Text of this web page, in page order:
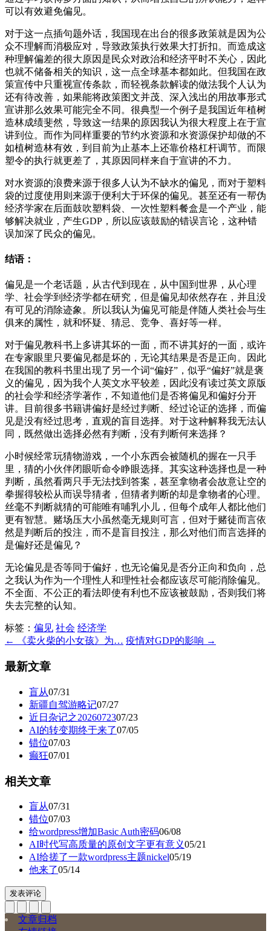
可以有效避免偏见。
对于这一点插句题外话，我国现在出台的很多政策就是因为公
众不理解而消极应对，导致政策执行效果大打折扣。而造成这
种理解偏差的很大原因是民众对政治和经济平时不关心，因此
也就不储备相关的知识，这一点全球基本都如此。但我国在政
策宣传中只重视宣传条款，而轻视条款解读的做法我个人认为
还有待改善，如果能将政策图文并茂、深入浅出的用故事形式
宣讲那么效果可能完全不同。很典型一个例子是我国近年植树
造林成绩斐然，导致这一结果的原因我认为很大程度上在于宣
讲到位。而作为同样重要的节约水资源和水资源保护却做的不
如植树造林有效，到目前为止基本上还靠价格杠杆调节。而限
塑令的执行就更差了，其原因同样来自于宣讲的不力。
对水资源的浪费来源于很多人认为不缺水的偏见，而对于塑料
袋的过度使用则来源于便利大于环保的偏见。甚至还有一帮伪
经济学家在后面鼓吹塑料袋、一次性塑料餐盒是一个产业，能
够解决就业，产生GDP，所以应该鼓励的错误言论，这种错
误加深了民众的偏见。
结语：
偏见是一个老话题，从古代到现在，从中国到世界，从心理
学、社会学到经济学都在研究，但是偏见却依然存在，并且没
有可见的消除迹象。所以我认为偏见可能是伴随人类社会与生
俱来的属性，就和怀疑、猜忌、竞争、喜好等一样。
对于偏见教科书上多讲其坏的一面，而不讲其好的一面，或许
在专家眼里只要偏见都是坏的，无论其结果是否是正向。因此
在我国的教科书里出现了另一个词“偏好”，似乎“偏好”就是褒
义的偏见，因为我个人英文水平较差，因此没有读过英文原版
的社会学和经济学著作，不知道他们是否将偏见和偏好分开
讲。目前很多书籍讲偏好是经过判断、经过论证的选择，而偏
见是没有经过思考，直观的盲目选择。对于这种解释我无法认
同，既然做出选择必然有判断，没有判断何来选择？
小时候经常玩猜物游戏，一个小东西会被随机的握在一只手
里，猜的小伙伴闭眼听命令睁眼选择。其实这种选择也是一种
判断，虽然看两只手无法找到答案，甚至拿物者会故意让空的
拳握得较松从而误导猜者，但猜者判断的却是拿物者的心理。
丝毫不判断就猜的可能唯有哺乳小儿，但每个成年人都比他们
更有智慧。赌场压大小虽然毫无规则可言，但对于赌徒而言依
然是判断后的投注，而不是盲目投注，那么对他们而言选择的
是偏好还是偏见？
无论偏见是否等同于偏好，也无论偏见是否分正向和负向，总
之我认为作为一个理性人和理性社会都应该尽可能消除偏见。
不全面、不公正的看法即使有利也不应该被鼓励，否则我们将
失去完整的认知。
标签： 偏见 社会 经济学
← 《卖火柴的小女孩》为… 疫情对GDP的影响 →
最新文章
盲从07/31
新疆自驾游略记07/27
近日杂记之2026072307/23
AI的转变期终于来了07/05
错位07/03
癫狂07/01
相关文章
盲从07/31
错位07/03
给wordpress增加Basic Auth密码06/08
AI时代写高质量的原创文字更有意义05/21
AI给搓了一款wordpress主题nickel05/19
他来了05/14
发表评论
文章归档